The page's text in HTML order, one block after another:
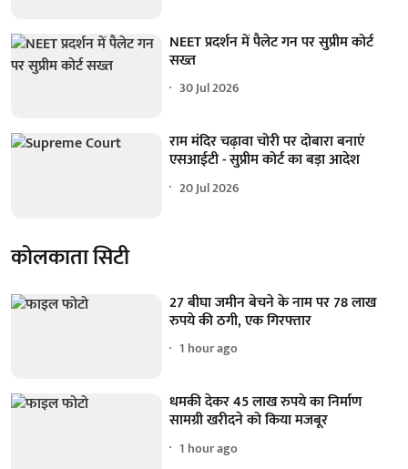
NEET प्रदर्शन में पैलेट गन पर सुप्रीम कोर्ट
सख्त
30 Jul 2026
राम मंदिर चढ़ावा चोरी पर दोबारा बनाएं
एसआईटी - सुप्रीम कोर्ट का बड़ा आदेश
20 Jul 2026
कोलकाता सिटी
27 बीघा जमीन बेचने के नाम पर 78 लाख
रुपये की ठगी, एक गिरफ्तार
1 hour ago
धमकी देकर 45 लाख रुपये का निर्माण
सामग्री खरीदने को किया मजबूर
1 hour ago